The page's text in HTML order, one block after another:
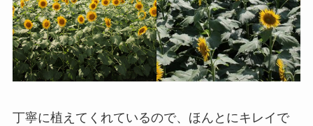
丁寧に植えてくれているので、ほんとにキレイで